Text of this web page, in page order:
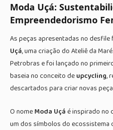
Moda Uçá:
Empreendedorismo
As peças apresentadas no
Uçá, uma criação do Ateliê da
Petrobras e foi lançado no
baseia no conceito deupcycling,
descartados para criar novas
O nomeModa Uçáé inspirado no
um dos símbolos do ecossistema